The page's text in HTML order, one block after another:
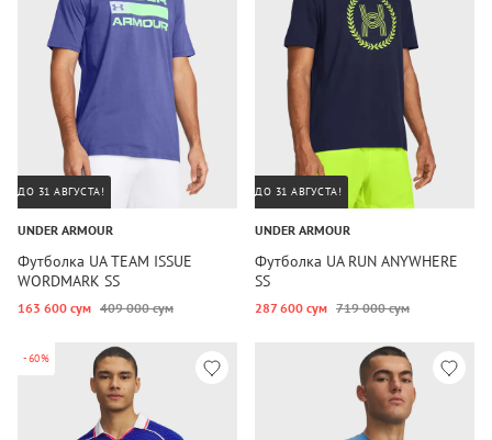
ДО 31 АВГУСТА!
UNDER ARMOUR
Футболка UA TEAM ISSUE
WORDMARK SS
163 600 сум 409 000 сум
ДО 31 АВГУСТА!
UNDER ARMOUR
Футболка UA RUN ANYWHERE
SS
287 600 сум 719 000 сум
-60%